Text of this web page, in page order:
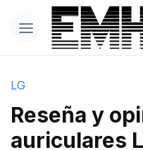
LG
Reseña y
auriculares